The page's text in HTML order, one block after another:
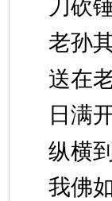
刀砍
老孙
送在
日满
纵横
我佛